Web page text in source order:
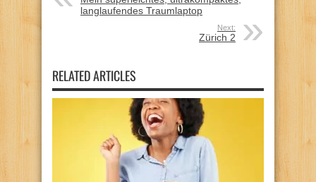
langlaufendes Traumlaptop
Next:
Zürich 2
RELATED ARTICLES